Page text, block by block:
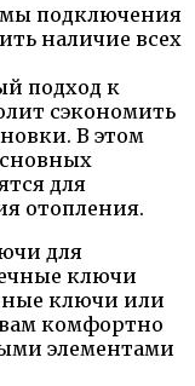
подключения
наличие всех
подход к
сэкономить
В этом
для
отопления.
для
ключи
ключи или
комфортно
элементами